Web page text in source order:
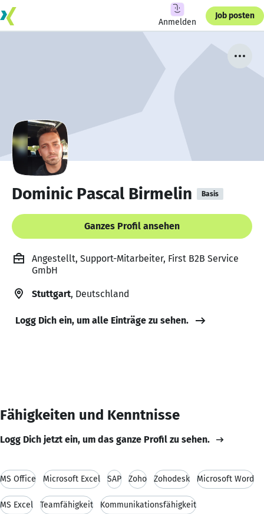
Anmelden
Job posten
Dominic Pascal Birmelin Basis
Ganzes Profil ansehen
Angestellt, Support-Mitarbeiter, First B2B Service
GmbH
Stuttgart, Deutschland
Logg Dich ein, um alle Einträge zu sehen.
Fähigkeiten und Kenntnisse
Logg Dich jetzt ein, um das ganze Profil zu sehen.
MS Office Microsoft Excel SAP Zoho Zohodesk Microsoft Word
MS Excel Teamfähigkeit Kommunikationsfähigkeit